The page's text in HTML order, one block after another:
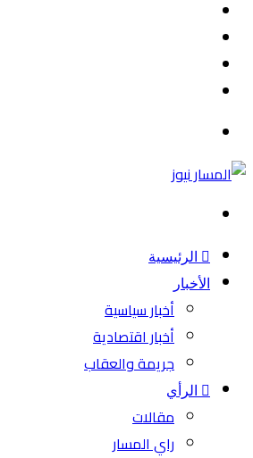
الرئيسية
الأخبار
أخبار سياسية
أخبار اقتصادية
جريمة والعقاب
الرأي
مقالات
راي المسار